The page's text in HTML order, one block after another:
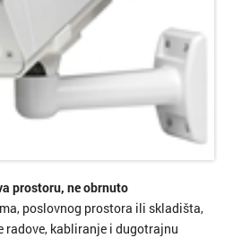
prostoru, ne obrnuto
poslovnog prostora ili skladišta,
radove, kabliranje i dugotrajnu